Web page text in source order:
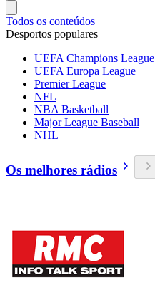
Todos os conteúdos
Desportos populares
UEFA Champions League
UEFA Europa League
Premier League
NFL
NBA Basketball
Major League Baseball
NHL
Os melhores rádios